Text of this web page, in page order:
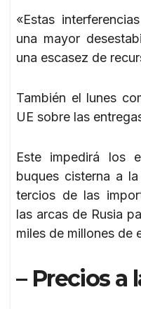
«Estas
una mayor
una escasez de
También el lunes
UE sobre las
Este impedirá los
buques cisterna a
tercios de las
las arcas de Rusia
miles de millones de
– Precios a